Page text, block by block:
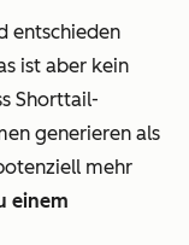
entschieden
ist aber kein
Shorttail-
generieren als
mehr
einem